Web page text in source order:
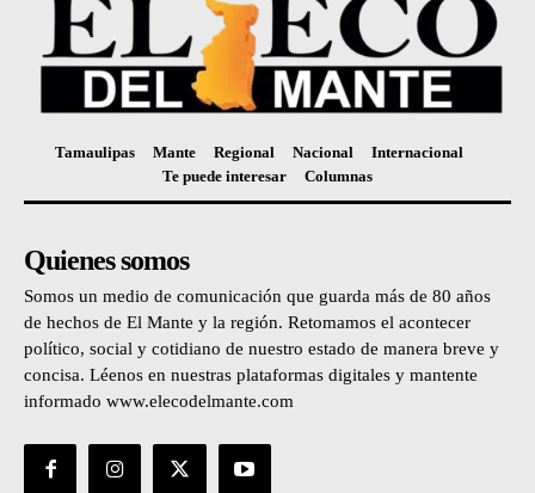
Tamaulipas Mante Regional Nacional
Internacional
Te puede interesar
Columnas
Quienes somos
Somos un medio de comunicación que guarda más de 80 años
de hechos de El Mante y la región. Retomamos el acontecer
político, social y cotidiano de nuestro estado de manera breve y
concisa. Léenos en nuestras plataformas digitales y mantente
informado www.elecodelmante.com